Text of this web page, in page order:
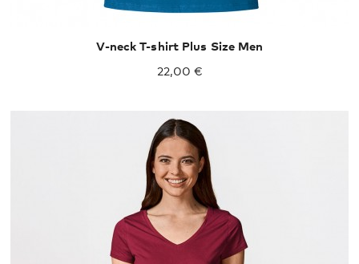
V-neck T-shirt Plus Size Men
22,00 €
XS XL